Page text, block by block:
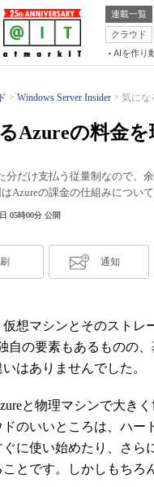
連載一覧
クラウド
AIを作り
Windows Server Insider 気にな
Azureの料金を
分だけ支払う従量制なので、
Azureの課金の仕組みについ
05時00分 公開
通知
仮想マシンとそのストレ
自の要素もあるものの
はありませんでした。
と物理マシンで大き
ドのいいところは、ハ
ぐに使い始めたり、さら
とです。しかしもちろ